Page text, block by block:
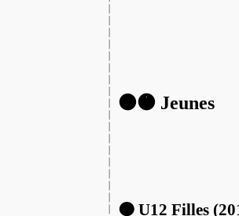
⚫️🟠 Jeunes
🟠 U12 Filles